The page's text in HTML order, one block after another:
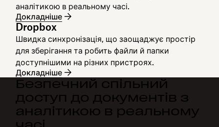
аналітикою в реальному часі.
Докладніше
Dropbox
Швидка синхронізація, що заощаджує простір
для зберігання та робить файли й папки
доступнішими на різних пристроях.
Докладніше
Безпечний спільний
доступ до документів з
аналітикою в реальному